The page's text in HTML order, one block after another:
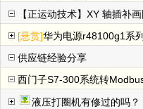
【正运动技术】XY 轴插补
[悬赏]华为电源r48100g1系
供应链经验分享
西门子S7-300系统转
液压打圈机有修过的吗？